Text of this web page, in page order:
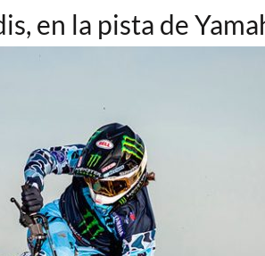
en la pista de